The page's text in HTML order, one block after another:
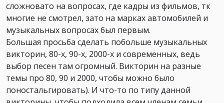
сложновато на вопросах, где кадры из фильмов, тк
многие не смотрел, зато на марках автомобилей и
музыкальных вопросах был первым.
Большая просьба сделать побольше музыкальных
викторин, 80-х, 90-х, 2000-х и современных, ведь
выбор песен там огромный. Викторин на разные
темы про 80, 90 и 2000, чтобы можно было
поностальгировать). И что-то по типу данной